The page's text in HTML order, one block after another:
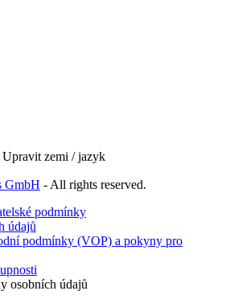
Upravit zemi / jazyk
GmbH - All rights reserved.
podmínky
údajů
podmínky (VOP) a pokyny pro
osobních údajů